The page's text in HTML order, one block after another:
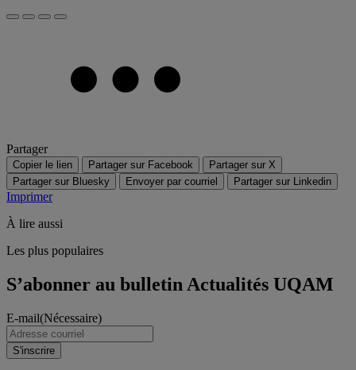
Partager
Copier le lien Partager sur Facebook
Partager sur X
Partager sur Bluesky
Envoyer par courriel Partager sur Linkedin
Imprimer
À lire aussi
Les plus populaires
S’abonner au bulletin Actualités UQAM
E-mail(Nécessaire)
S'inscrire